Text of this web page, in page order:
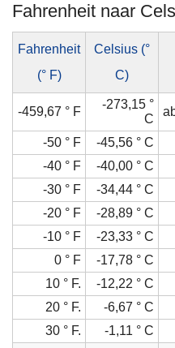
Fahrenheit naar
Fahrenheit
(° F)
Celsius (°
C)
-459,67 ° F
-273,15 °
C
-50 ° F
-45,56 ° C
-40 ° F
-40,00 ° C
-30 ° F
-34,44 ° C
-20 ° F
-28,89 ° C
-10 ° F
-23,33 ° C
0 ° F
-17,78 ° C
10 ° F.
-12,22 ° C
20 ° F.
-6,67 ° C
30 ° F.
-1,11 ° C